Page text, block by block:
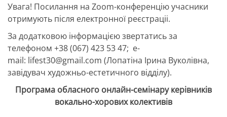
Увага! Посилання на Zoom-конференцію учасники
отримують після електронної реєстраціі.
За додатковою інформацією звертатись за
телефоном +38 (067) 423 53 47; e-
mail: lifest30@gmail.com (Лопатіна Ірина Вуколівна,
завідувач художньо-естетичного відділу).
Програма обласного онлайн-семінару керівників
вокально-хорових колективів